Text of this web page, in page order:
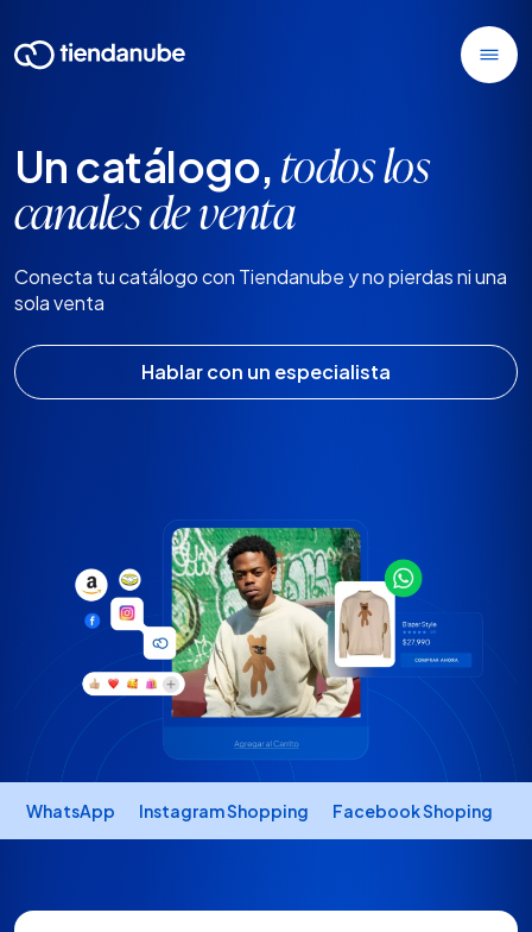
Un catálogo, todos los
canales de venta
Conecta tu catálogo con Tiendanube y no pierdas ni una
sola venta
Hablar con un especialista
WhatsApp Instagram Shopping Facebook Shoping